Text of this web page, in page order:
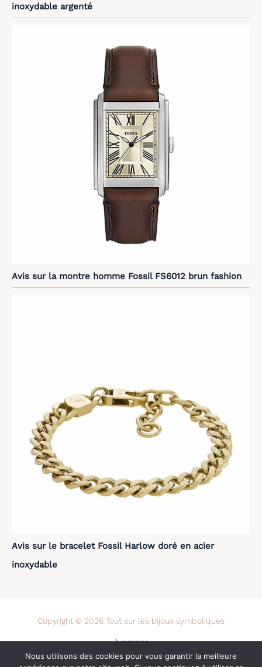
inoxydable argenté
Avis sur la montre homme Fossil FS6012 brun fashion
Avis sur le bracelet Fossil Harlow doré en acier
inoxydable
Copyright © 2026 Tout sur les bijoux symboliques
A propos
Contact
Nous utilisons des cookies pour vous garantir la meilleure